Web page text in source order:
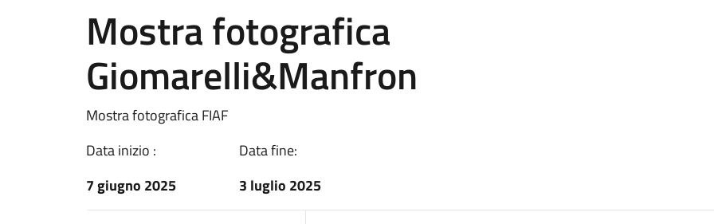
Mostra fotografica
Giomarelli&Manfron
Mostra fotografica FIAF
Data inizio :
7 giugno 2025
Data fine:
3 luglio 2025